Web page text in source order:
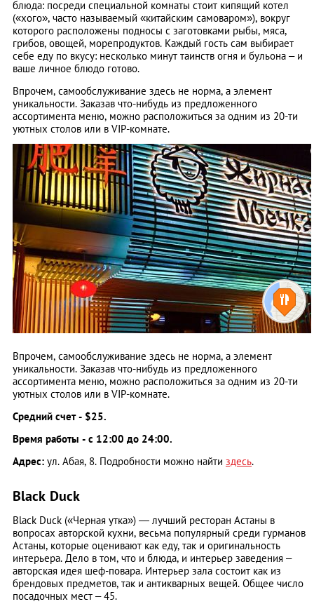
блюда: посреди специальной комнаты стоит кипящий котел
(«хого», часто называемый «китайским самоваром»), вокруг
которого расположены подносы с заготовками рыбы, мяса,
грибов, овощей, морепродуктов. Каждый гость сам выбирает
себе еду по вкусу: несколько минут таинств огня и бульона – и
ваше личное блюдо готово.
Впрочем, самообслуживание здесь не норма, а элемент
уникальности. Заказав что-нибудь из предложенного
ассортимента меню, можно расположиться за одним из 20-ти
уютных столов или в VIP-комнате.
Впрочем, самообслуживание здесь не норма, а элемент
уникальности. Заказав что-нибудь из предложенного
ассортимента меню, можно расположиться за одним из 20-ти
уютных столов или в VIP-комнате.
Средний счет - $25.
Время работы - с 12:00 до 24:00.
Адрес: ул. Абая, 8. Подробности можно найти здесь.
Black Duck
Black Duck («Черная утка») — лучший ресторан Астаны в
вопросах авторской кухни, весьма популярный среди гурманов
Астаны, которые оценивают как еду, так и оригинальность
интерьера. Дело в том, что и блюда, и интерьер заведения –
авторская идея шеф-повара. Интерьер зала состоит как из
брендовых предметов, так и антикварных вещей. Общее число
посадочных мест – 45.